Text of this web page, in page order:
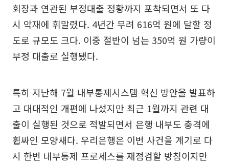
회장과 연관된 부정대출 정황까지 포착되면서 또 다
시 악재에 휘말렸다. 4년간 무려 616억 원에 달할 정
도로 규모도 크다. 이중 절반이 넘는 350억 원 가량이
부정 대출로 실행됐다.
특히 지난해 7월 내부통제시스템 혁신 방안을 발표하
고 대대적인 개편에 나섰지만 최근 1월까지 관련 대
출이 실행된 것으로 적발되면서 은행 내부도 충격에
휩싸인 모양새다. 우리은행은 이번 사건을 계기로 다
시 한번 내부통제 프로세스를 재점검할 방침이지만